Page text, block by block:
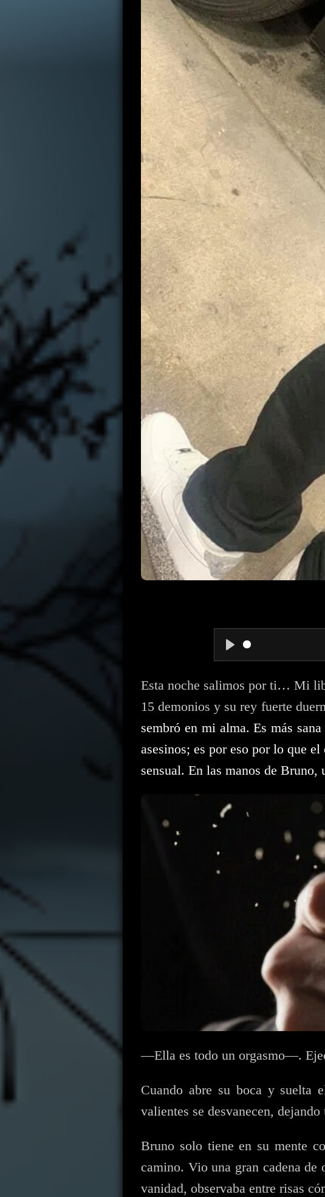
P
l
a
y
Esta noche salimos por ti… Mi
15 demonios y su rey fuerte
sembró en mi alma. Es más
asesinos; es por eso por lo que
sensual. En las manos de
—Ella es todo un orgasmo—.
Cuando abre su boca y suelta
valientes se desvanecen,
Bruno solo tiene en su mente
camino. Vio una gran cadena
vanidad, observaba entre risas